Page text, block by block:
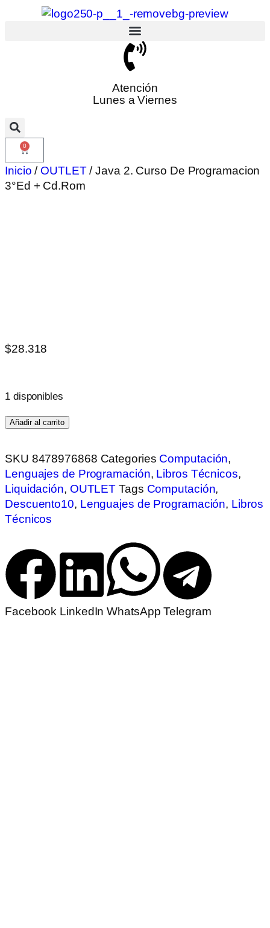
Atención
Lunes a Viernes
0
Inicio / OUTLET/ Java 2. Curso De Programacion
3°Ed + Cd.Rom
$28.318
1 disponibles
Añadir al carrito
SKU 8478976868 Categories Computación,
Lenguajes de Programación, Libros Técnicos,
Liquidación, OUTLET Tags Computación,
Descuento10, Lenguajes de Programación, Libros
Técnicos
Facebook LinkedIn WhatsApp Telegram